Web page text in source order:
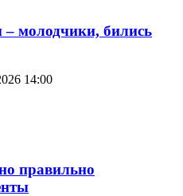
молодчики, бились
14:00
правильно